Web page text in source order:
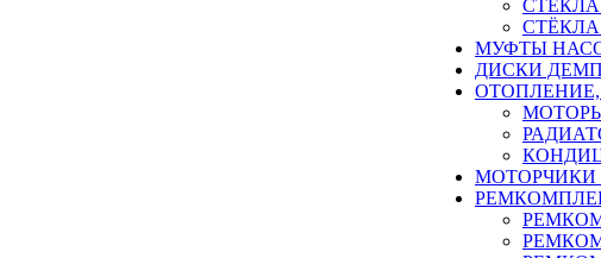
СТЁКЛА
СТЁКЛА
МУФТЫ
ДИСКИ
МОТОРЧИКИ